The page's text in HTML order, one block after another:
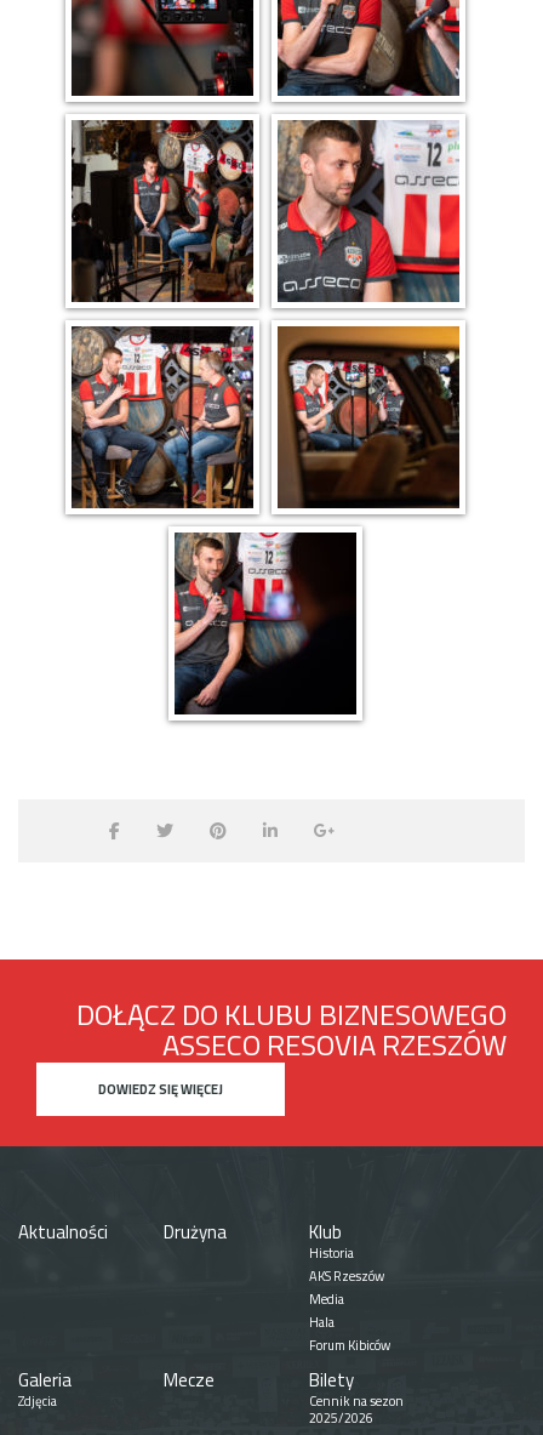
DOŁĄCZ DO KLUBU BIZNESOWEGO
ASSECO RESOVIA RZESZÓW
DOWIEDZ SIĘ WIĘCEJ
Aktualności Drużyna Klub
Historia
AKS Rzeszów
Media
Hala
Forum Kibiców
Galeria
Zdjęcia
Mecze Bilety
Cennik na sezon
2025/2026